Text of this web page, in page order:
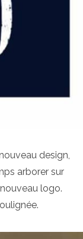
design,
arborer sur
logo.